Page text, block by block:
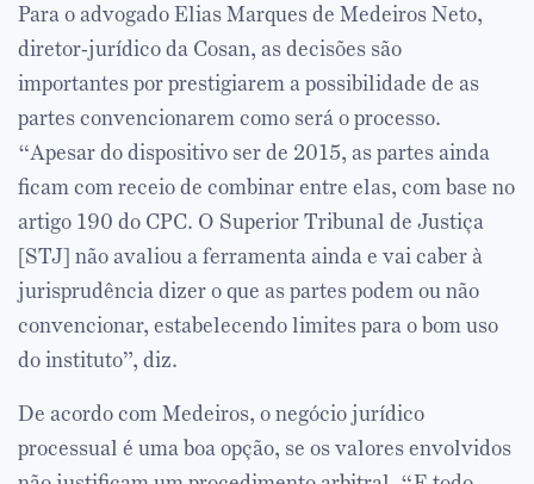
Para o advogado Elias Marques de Medeiros Neto,
diretor-jurídico da Cosan, as decisões são
importantes por prestigiarem a possibilidade de as
partes convencionarem como será o processo.
“Apesar do dispositivo ser de 2015, as partes ainda
ficam com receio de combinar entre elas, com base no
artigo 190 do CPC. O Superior Tribunal de Justiça
[STJ] não avaliou a ferramenta ainda e vai caber à
jurisprudência dizer o que as partes podem ou não
convencionar, estabelecendo limites para o bom uso
do instituto”, diz.
De acordo com Medeiros, o negócio jurídico
processual é uma boa opção, se os valores envolvidos